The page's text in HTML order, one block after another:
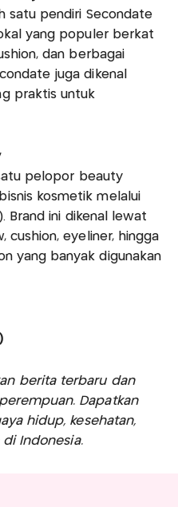
satu pendiri Secondate
yang populer berkat
dan berbagai
juga dikenal
praktis untuk
pelopor beauty
kosmetik melalui
Brand ini dikenal lewat
cushion, eyeliner, hingga
yang banyak digunakan
berita terbaru dan
Dapatkan
hidup, kesehatan,
Indonesia.